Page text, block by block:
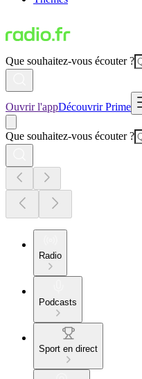
Que souhaitez-vous écouter ?
Ouvrir l'appDécouvrir Prime
Que souhaitez-vous écouter ?
Radio
Podcasts
Sport en direct